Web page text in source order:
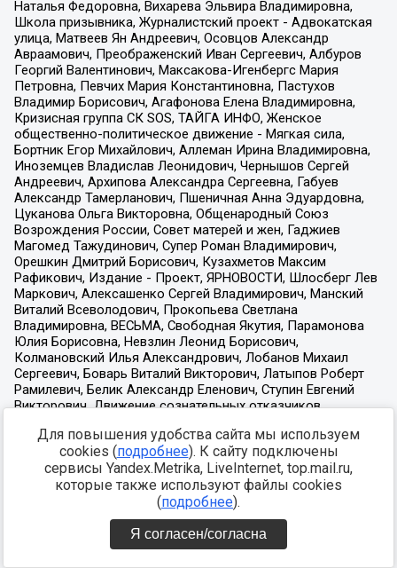
Для повышения удобства сайта мы используем
cookies (подробнее). К сайту подключены
сервисы Yandex.Metrika, LiveInternet, top.mail.ru,
которые также используют файлы cookies
(подробнее).
Я согласен/согласна